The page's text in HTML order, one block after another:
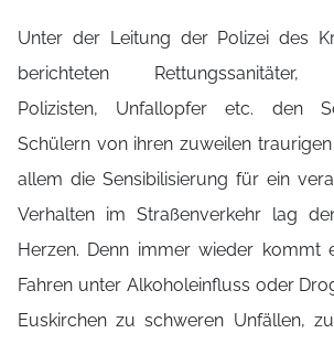
Unter der Leitung der Polizei des
berichteten Rettungssanitäter,
Polizisten, Unfallopfer etc. den
Schülern von ihren zuweilen
allem die Sensibilisierung für ein
Verhalten im Straßenverkehr lag
Herzen. Denn immer wieder kommt
Fahren unter Alkoholeinfluss oder
Euskirchen zu schweren Unfällen,